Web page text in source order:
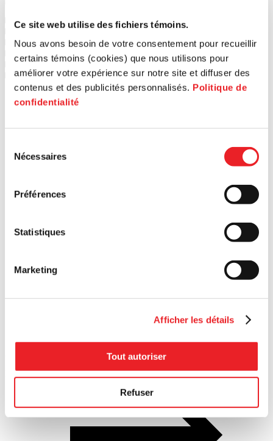
Ce site web utilise des fichiers témoins.
Nous avons besoin de votre consentement pour recueillir
certains témoins (cookies) que nous utilisons pour
améliorer votre expérience sur notre site et diffuser des
contenus et des publicités personnalisés. Politique de
confidentialité
Nécessaires
Préférences
Statistiques
Marketing
Afficher les détails
Tout autoriser
Refuser
1
PME MTL Ouest-de-l'Île
2 PME MTL Centre-Ouest
3 PME MTL Grand Sud-Ouest
PME MTL Centre-Ville
5 PME MTL Centre-Est
6 PME MTL Est-de-l'Île
Recevez nos contenus exclusifs par courriel